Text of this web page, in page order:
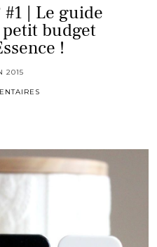
| Le guide
petit budget
!
2015